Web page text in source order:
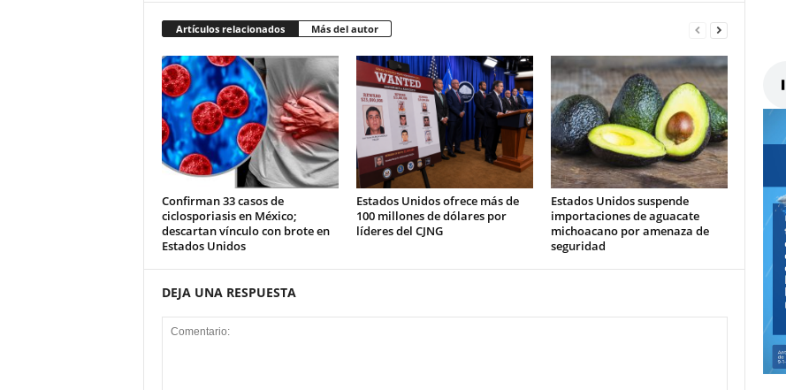
Artículos relacionados Más del autor
Confirman 33 casos de
ciclosporiasis en México;
descartan vínculo con brote en
Estados Unidos
Estados Unidos ofrece más de
100 millones de dólares por
líderes del CJNG
Estados Unidos suspende
importaciones de aguacate
michoacano por amenaza de
seguridad
DEJA UNA RESPUESTA